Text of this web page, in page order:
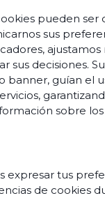
pueden ser
sus
ajustamos
sus decisiones.
banner, guían el
sobre
expresar tus
de cookies
Podcasts